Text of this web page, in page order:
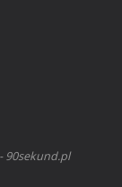
90sekund.pl